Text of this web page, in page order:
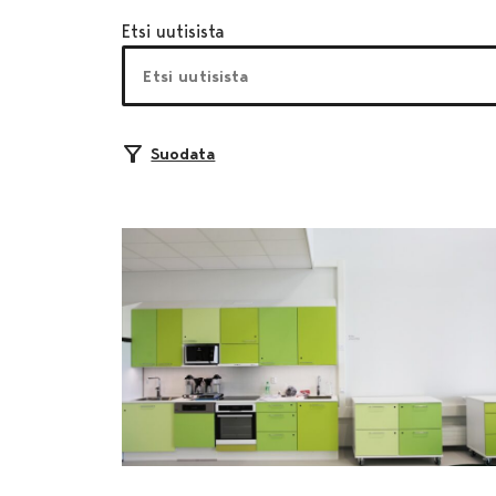
Etsi uutisista
Suodata